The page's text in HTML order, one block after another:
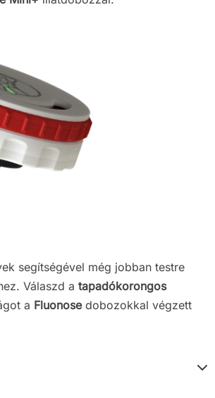
segítségével még jobban testre
Válaszd a tapadókorongos
a Fluonosedobozokkal végzett